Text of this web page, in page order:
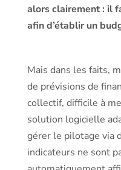
alors clairement : il
afin d’établir un
Mais dans les faits,
de prévisions de
collectif, difficile à
solution logicielle
gérer le pilotage via
indicateurs ne sont